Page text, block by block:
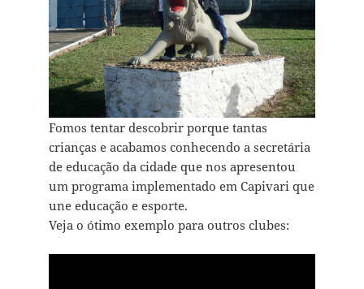
Fomos tentar descobrir porque tantas
crianças e acabamos conhecendo a secretária
de educação da cidade que nos apresentou
um programa implementado em Capivari que
une educação e esporte.
Veja o ótimo exemplo para outros clubes: